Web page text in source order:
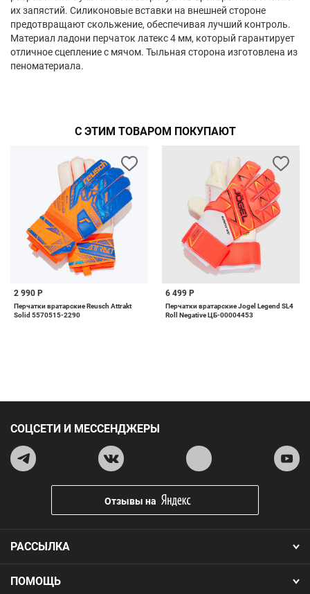
их запястий. Силиконовые вставки на внешней стороне
предотвращают скольжение, обеспечивая лучший контроль.
Материал ладони перчаток латекс 4 мм, который гарантирует
отличное сцепление с мячом. Тыльная сторона изготовлена из
пеноматериала.
С ЭТИМ ТОВАРОМ ПОКУПАЮТ
2 990 Р
Перчатки вратарские Reusch Attrakt
Solid 5570515-2290
6 499 Р
Перчатки вратарские Jogel Legend SL4
Roll Negative ЦБ-00004453
ПОМОЩЬ
РАССЫЛКА
СОЦСЕТИ И МЕССЕНДЖЕРЫ
Отзывы на